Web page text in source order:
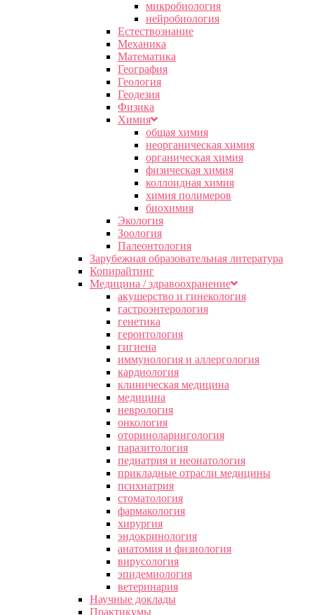
микробиология
нейробиология
Естествознание
Механика
Математика
География
Геология
Геодезия
Физика
Химия
общая химия
неорганическая химия
органическая химия
физическая химия
коллоидная химия
химия полимеров
биохимия
Экология
Зоология
Палеонтология
Зарубежная образовательная литература
Копирайтинг
Медицина / здравоохранение
акушерство и гинекология
гастроэнтерология
генетика
геронтология
гигиена
иммунология и аллергология
кардиология
клиническая медицина
медицина
неврология
онкология
оториноларингология
паразитология
педиатрия и неонатология
прикладные отрасли медицины
психиатрия
стоматология
фармакология
хирургия
эндокринология
анатомия и физиология
вирусология
эпидемиология
ветеринария
Научные доклады
Практикумы